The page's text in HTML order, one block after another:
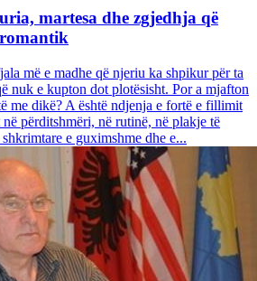
martesa dhe zgjedhja që
më e madhe që njeriu ka shpikur për ta
nuk e kupton dot plotësisht. Por a mjafton
me dikë? A është ndjenja e fortë e fillimit
në përditshmëri, në rutinë, në plakje të
e guximshme dhe e...